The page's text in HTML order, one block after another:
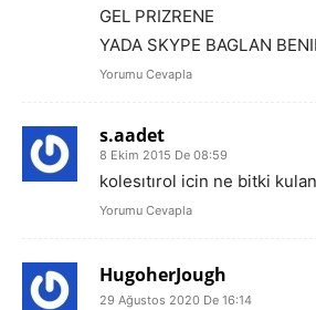
GEL PRIZRENE
YADA SKYPE BAGLAN
Yorumu Cevapla
s.aadet
8 Ekim 2015 De 08:59
kolesıtırol icin ne bitki
Yorumu Cevapla
HugoherJough
29 Ağustos 2020 De 16:14